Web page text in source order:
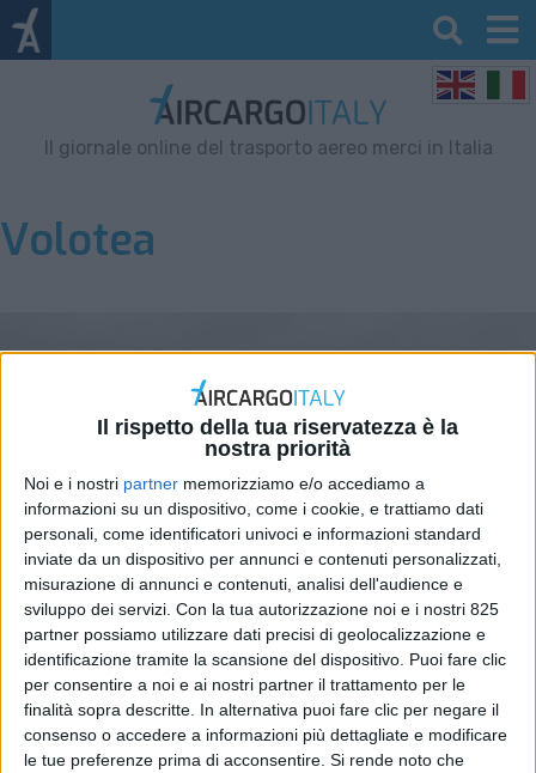
Il rispetto della tua riservatezza è la
nostra priorità
Noi e i nostri partner memorizziamo e/o accediamo a
informazioni su un dispositivo, come i cookie, e trattiamo dati
personali, come identificatori univoci e informazioni standard
inviate da un dispositivo per annunci e contenuti personalizzati,
misurazione di annunci e contenuti, analisi dell'audience e
sviluppo dei servizi. Con la tua autorizzazione noi e i nostri 825
partner possiamo utilizzare dati precisi di geolocalizzazione e
identificazione tramite la scansione del dispositivo. Puoi fare clic
per consentire a noi e ai nostri partner il trattamento per le
finalità sopra descritte. In alternativa puoi fare clic per negare il
consenso o accedere a informazioni più dettagliate e modificare
le tue preferenze prima di acconsentire. Si rende noto che
Il giornale online del trasporto aereo merci in Italia
Volotea